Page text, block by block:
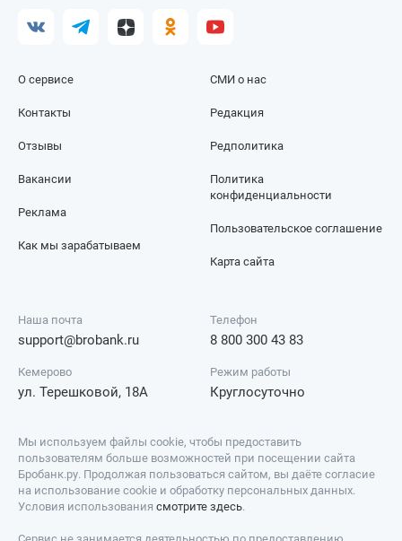
О сервисе
Контакты
Отзывы
СМИ о нас
Редакция
Редполитика
Вакансии
Реклама
Как мы зарабатываем
Политика
конфиденциальности
Пользовательское соглашение
Карта сайта
Наша почта
support@brobank.ru
Телефон
8 800 300 43 83
Кемерово
ул. Терешковой, 18А
Режим работы
Круглосуточно
Мы используем файлы cookie, чтобы предоставить
пользователям больше возможностей при посещении сайта
Бробанк.ру. Продолжая пользоваться сайтом, вы даёте согласие
на использование cookie и обработку персональных данных.
Условия использования смотрите здесь.